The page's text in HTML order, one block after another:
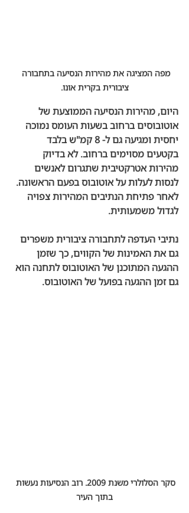
מפה המציגה את מהירות הנסיעה בתחבורה
ציבורית בקרית אונו.
היום, מהירות הנסיעה הממוצעת של
אוטובוסים ברחוב בשעות העומס נמוכה
יחסית ומגיעה גם ל- 8 קמ"ש בלבד
בקטעים מסוימים ברחוב. לא בדיוק
מהירות אטרקטיבית שתגרום לאנשים
לנסות לעלות על אוטובוס בפעם הראשונה.
לאחר פתיחת הנתיבים המהירות צפויה
לגדול משמעותית.
נתיבי העדפה לתחבורה ציבורית משפרים
גם את האמינות של הקווים, כך שזמן
ההגעה המתוכנן של האוטובוס לתחנה הוא
גם זמן ההגעה בפועל של האוטובוס.
סקר הסלולרי משנת 2009. רוב הנסיעות נעשות
בתוך העיר